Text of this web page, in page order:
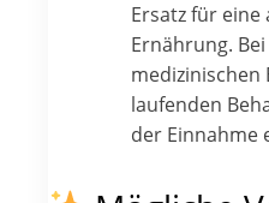
Ersatz für eine
Ernährung.
medizinischen
laufenden
der Einnahme